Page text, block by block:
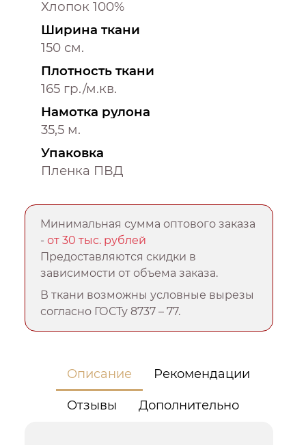
Хлопок 100%
Ширина ткани
150 см.
Плотность ткани
165 гр./м.кв.
Намотка рулона
35,5 м.
Упаковка
Пленка ПВД
Минимальная сумма оптового заказа
-от 30 тыс. рублей
Предоставляются скидки в
зависимости от объема заказа.
В ткани возможны условные вырезы
согласно ГОСТу 8737 – 77.
Описание Рекомендации
Отзывы Дополнительно